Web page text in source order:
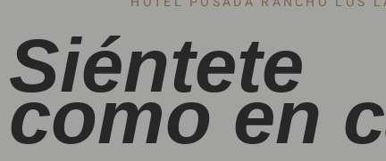
Siéntete
como en